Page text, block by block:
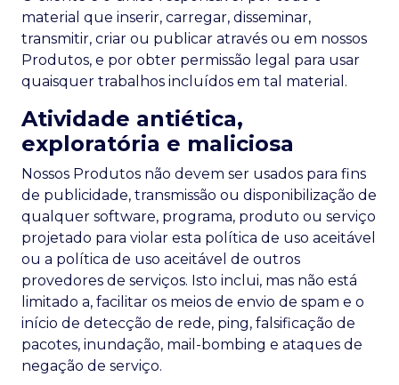
material que inserir, carregar, disseminar,
transmitir, criar ou publicar através ou em nossos
Produtos, e por obter permissão legal para usar
quaisquer trabalhos incluídos em tal material.
Atividade antiética,
exploratória e maliciosa
Nossos Produtos não devem ser usados para fins
de publicidade, transmissão ou disponibilização de
qualquer software, programa, produto ou serviço
projetado para violar esta política de uso aceitável
ou a política de uso aceitável de outros
provedores de serviços. Isto inclui, mas não está
limitado a, facilitar os meios de envio de spam e o
início de detecção de rede, ping, falsificação de
pacotes, inundação, mail-bombing e ataques de
negação de serviço.